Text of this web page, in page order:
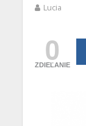
Lucia
0
ZDIEĽANIE